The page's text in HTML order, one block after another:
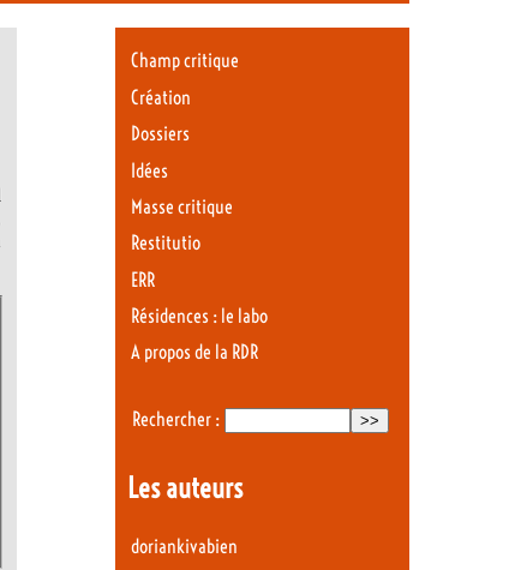
Champ critique
Création
Dossiers
Idées
Masse critique
Restitutio
ERR
Résidences : le labo
A propos de la RDR
Rechercher :
Les auteurs
doriankivabien